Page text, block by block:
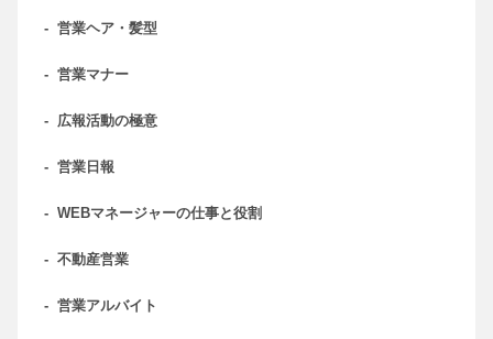
- 営業ヘア・髪型
- 営業マナー
- 広報活動の極意
- 営業日報
- WEBマネージャーの仕事と役割
- 不動産営業
- 営業アルバイト